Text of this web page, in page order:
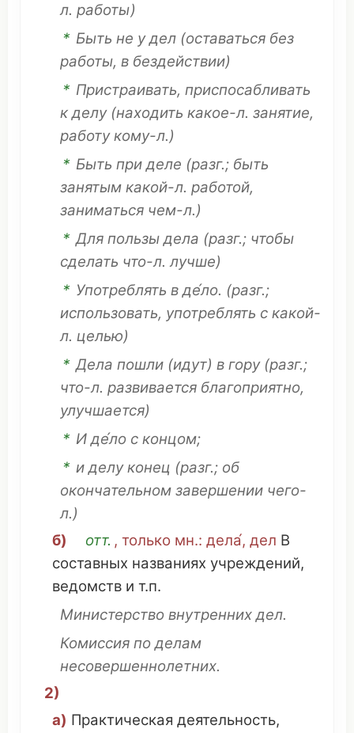
л. работы)
* Быть не у дел (оставаться без
работы, в бездействии)
* Пристраивать, приспосабливать
к делу (находить какое-л. занятие,
работукому-л.)
* Быть при деле (разг.; быть
занятым какой-л. работой,
заниматься чем-л.)
* Для пользыдела (разг.; чтобы
сделать что-л. лучше)
* Употреблять в де́ло. (разг.;
использовать, употреблять с какой-
л. целью)
* Дела пошли (идут) в гору (разг.;
что-л. развивается благоприятно,
улучшается)
* И де́ло с концом;
* иделу конец (разг.; об
окончательном завершении чего-
л.)
б)
отт. , только мн.: дела́, дел В
составных названиях учреждений,
ведомств и т.п.
Министерство внутренних дел.
Комиссия по делам
несовершеннолетних.
2)
а) Практическая деятельность,